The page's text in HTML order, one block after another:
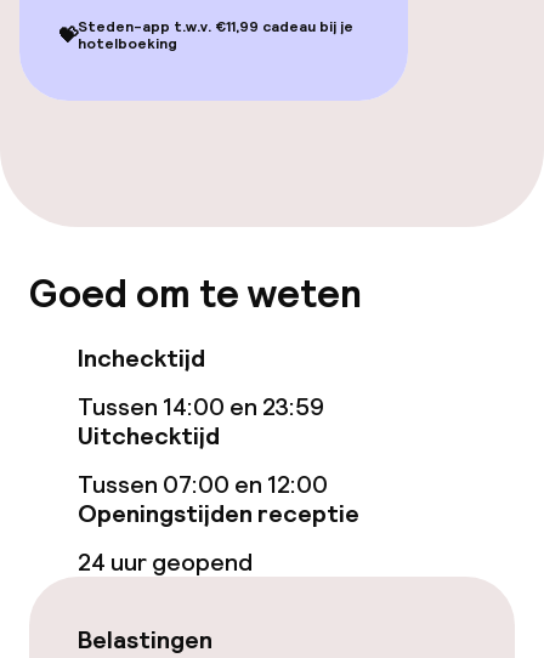
Ligstoelen
Gratis wifi
Tuin
Terras
Zonneterras
TV lounge
💝Steden-app t.w.v. €11,99 cadeau bij je
hotelboeking
Goed om te weten
Inchecktijd
Tussen 14:00 en 23:59
Uitchecktijd
Tussen 07:00 en 12:00
Openingstijden receptie
24 uur geopend
Belastingen